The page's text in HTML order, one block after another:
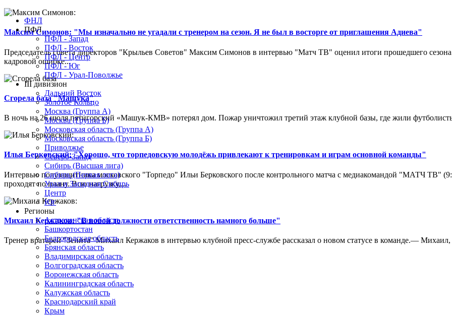
Максим Симонов: "Мы изначально не угадали с тренером на сезон. Я не был в восторге от приглашения Адиева"
Председатель совета директоров "Крыльев Советов" Максим Симонов в интервью "Матч ТВ" оценил итоги прошедшего сезона
кадровой ошибке...
Сгорела база "Машука"
В ночь на 26 июля пятигорский «Машук-КМВ» потерял дом. Пожар уничтожил третий этаж клубной базы, где жили
Илья Берковский: "Хорошо, что торпедовскую молодёжь привлекают к тренировкам и играм основной команды"
Интервью полузащитника московского "Торпедо" Ильи Берковского после контрольного матча с медиакомандой "МАТЧ ТВ"
проходят по плану. Всю нагрузку,...
Михаил Кержаков: "В новой должности ответственность намного больше"
Тренер вратарей "Зенита" Михаил Кержаков в интервью клубной пресс-службе рассказал о новом статусе в команде.—
ФНЛ
ПФЛ
ПФЛ - Запад
ПФЛ - Восток
ПФЛ - Центр
ПФЛ - Юг
ПФЛ - Урал-Поволжье
III дивизион
Дальний Восток
Золотое Кольцо
Москва (Группа А)
Москва (Группа Б)
Московская область (Группа А)
Московская область (Группа Б)
Приволжье
Северо-Запад
Сибирь (Высшая лига)
Сибирь (Первая лига)
Урал и Западная Сибирь
Центр
Юг
Регионы
Астраханская область
Башкортостан
Белгородская область
Брянская область
Владимирская область
Волгоградская область
Воронежская область
Калининградская область
Калужская область
Краснодарский край
Крым